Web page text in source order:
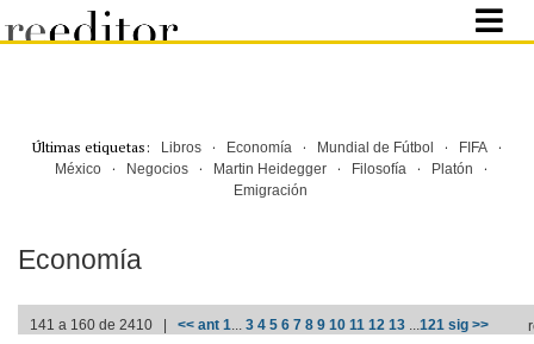
Últimas etiquetas: Libros · Economía · Mundial de Fútbol · FIFA ·
México· Negocios· Martin Heidegger· Filosofía· Platón ·
Emigración
Economía
141 a 160 de 2410 | << ant 1... 3 4 5 6 7 8 9 10 11 12 13 ...121 sig >>